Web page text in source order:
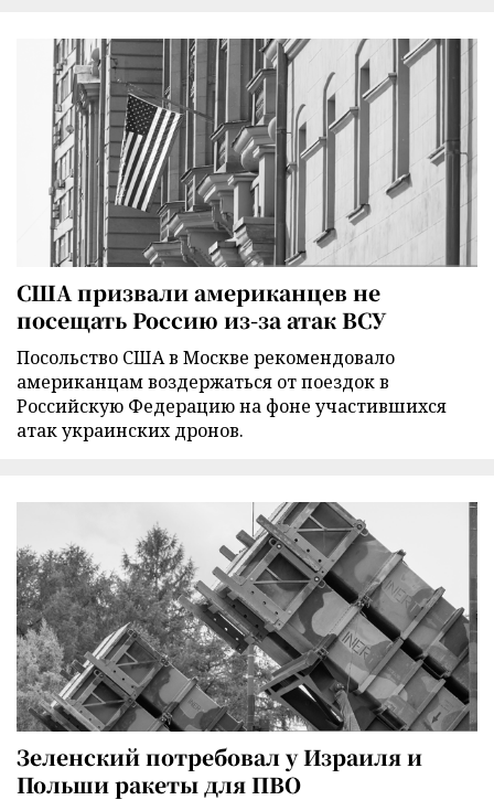
США призвали американцев не
посещать Россию из-за атак ВСУ
Посольство США в Москве рекомендовало
американцам воздержаться от поездок в
Российскую Федерацию на фоне участившихся
атак украинских дронов.
Зеленский потребовал у Израиля и
Польши ракеты для ПВО